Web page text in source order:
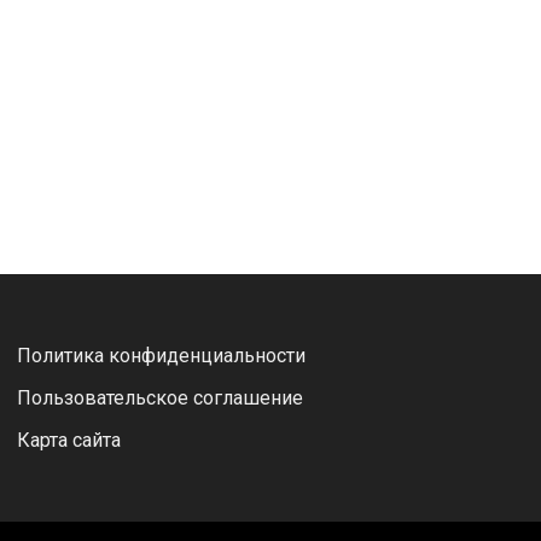
Политика конфиденциальности
Пользовательское соглашение
Карта сайта